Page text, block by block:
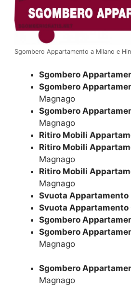
Sgombero Appartamento a Milano e
Sgombero
Sgombero
Magnago
Sgombero
Magnago
Ritiro Mobili
Ritiro Mobili
Magnago
Ritiro Mobili
Magnago
Svuota Appartamento
Svuota Appartamento
Sgombero
Sgombero
Magnago
Sgombero
Magnago